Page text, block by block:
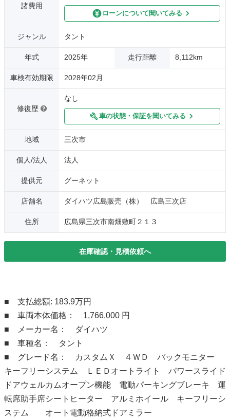
諸費用
ローンについて聞いてみる
ジャンル タント
年式 2025年 走行距離 8,112km
車検有効期限 2028年02月
修復歴
なし
車の状態・保証を聞いてみる
地域 三次市
個人/法人 法人
提供元 グーネット
店舗名 ダイハツ広島販売（株） 広島三次店
住所 広島県三次市南畑敷町２１３
在庫確認・見積依頼へ
■ 支払総額: 183.9万円
■ 車両本体価格： 1,766,000 円
■ メーカー名： ダイハツ
■ 車種名： タント
■ グレード名： カスタムＸ ４ＷＤ バックモニター
キーフリーシステム ＬＥＤオートライト パワースライド
ドアウェルカムオープン機能 電動パーキングブレーキ 運
転席助手席シートヒーター アルミホイール キーフリーシ
ステム オート電動格納式ドアミラー